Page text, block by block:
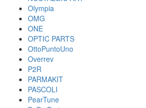
Olympia
OMG
ONE
OPTIC PARTS
OttoPuntoUno
Overrev
P2R
PARMAKIT
PASCOLI
PearTune